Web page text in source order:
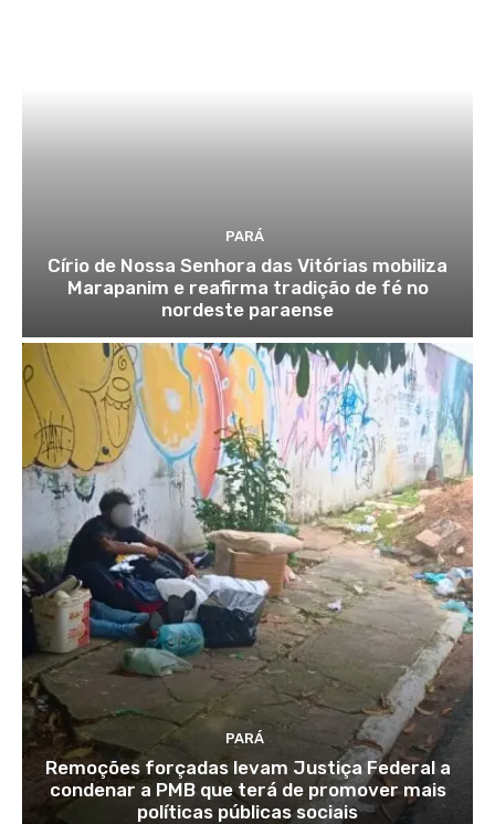
PARÁ
Círio de Nossa Senhora das Vitórias mobiliza
Marapanim e reafirma tradição de fé no
nordeste paraense
PARÁ
Remoções forçadas levam Justiça Federal a
condenar a PMB que terá de promover mais
políticas públicas sociais